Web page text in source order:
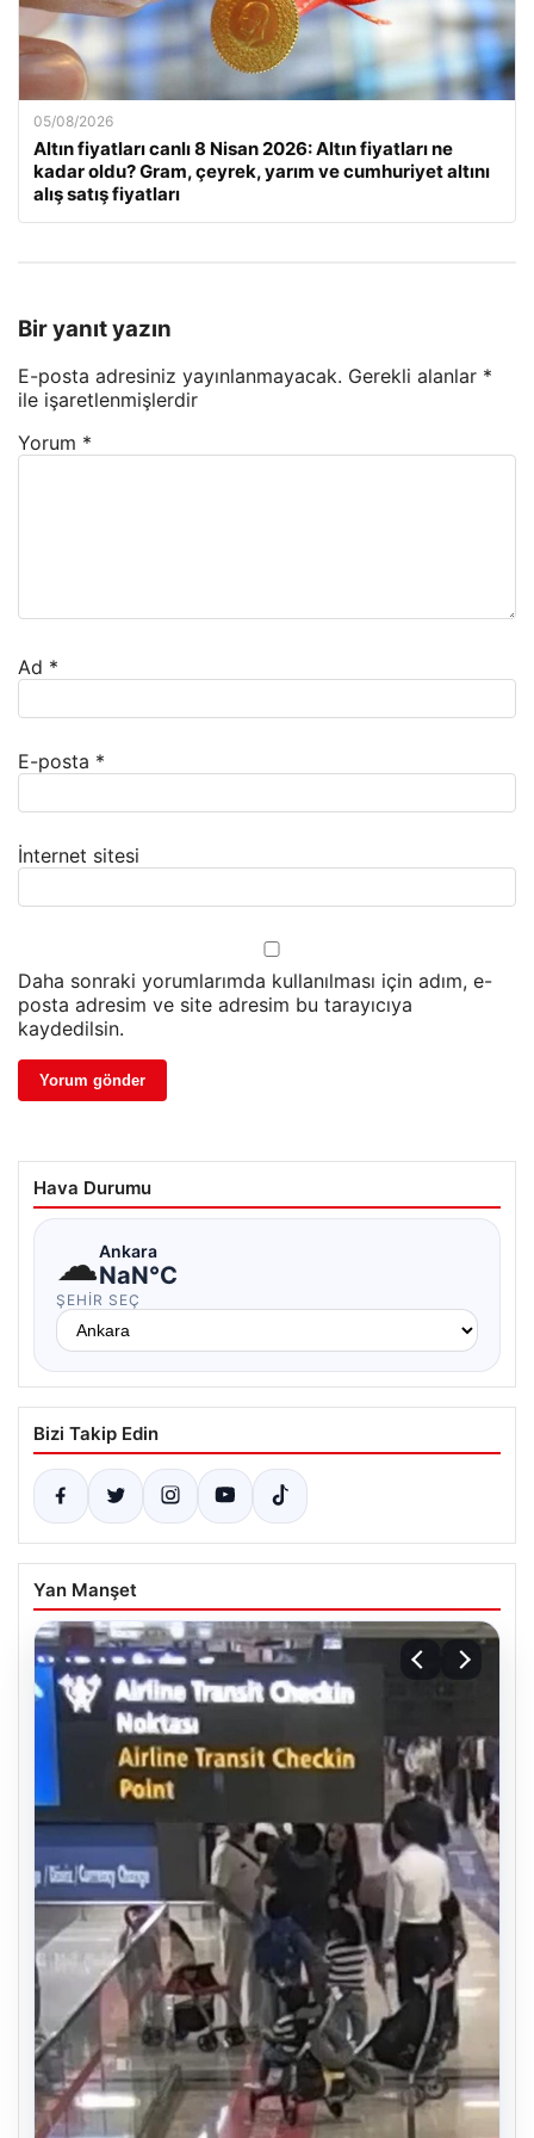
05/08/2026
Altın fiyatları canlı 8 Nisan 2026: Altın fiyatları ne
kadar oldu? Gram, çeyrek, yarım ve cumhuriyet altını
alış satış fiyatları
Bir yanıt yazın
E-posta adresiniz yayınlanmayacak. Gerekli alanlar *
ile işaretlenmişlerdir
Yorum *
Ad *
E-posta *
İnternet sitesi
Daha sonraki yorumlarımda kullanılması için adım, e-
posta adresim ve site adresim bu tarayıcıya
kaydedilsin.
Hava Durumu
☁Ankara
NaN°C
ŞEHIR SEÇ
Bizi Takip Edin
Yan Manşet